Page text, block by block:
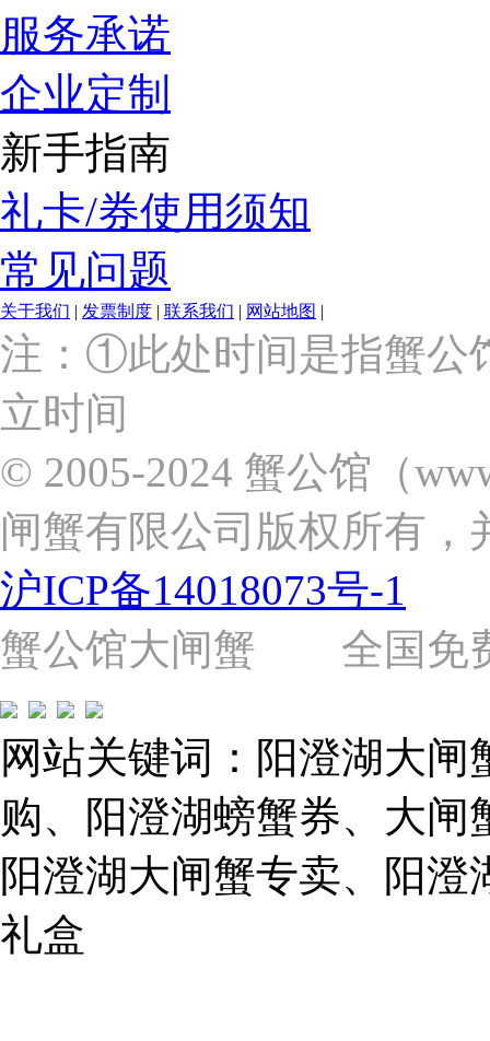
服务承诺
企业定制
新手指南
礼卡/券使用须知
常见问题
关于我们 | 发票制度 | 联系我们 | 网站地图 |
上
海
市
浦
东
区
杨
路
号
（靠
近
苗
圃
路）
Tel:
021-
62243579
E-
mail:
859749344@qq.com
1019225591
注：①此处时间是指蟹公
立时间
© 2005-2024 蟹公馆（
闸蟹有限公司版权所有，
沪ICP备14018073号-1
蟹公馆大闸蟹 全国免费
网站关键词：阳澄湖大
购、阳澄湖螃蟹券、大
阳澄湖大闸蟹专卖、阳
礼盒